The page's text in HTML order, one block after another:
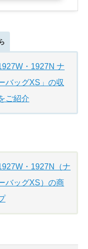
・1927N ナ
バッグXS」の収
ご紹介
・1927N（ナ
バッグXS）の商